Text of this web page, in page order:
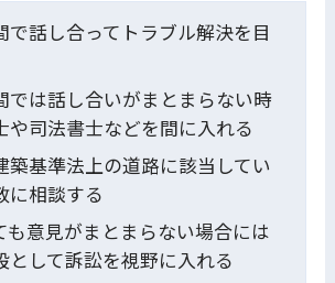
で話し合ってトラブル解決を目
では話し合いがまとまらない時
や司法書士などを間に入れる
築基準法上の道路に該当してい
に相談する
も意見がまとまらない場合には
として訴訟を視野に入れる